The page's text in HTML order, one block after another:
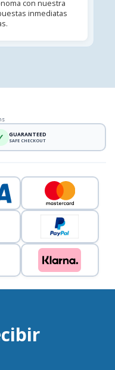
con nuestra
inmediatas
GUARANTEED
SAFE CHECKOUT